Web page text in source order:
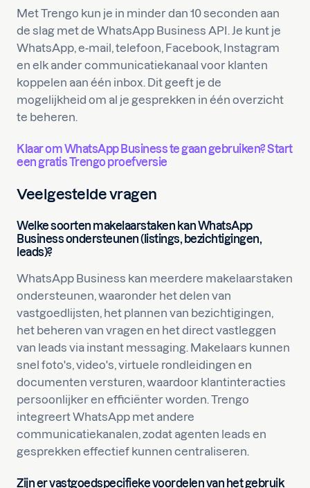
Met Trengo kun je in minder dan 10 seconden aan
de slag met de WhatsApp Business API. Je kunt je
WhatsApp, e-mail, telefoon, Facebook, Instagram
en elk ander communicatiekanaal voor klanten
koppelen aan één inbox. Dit geeft je de
mogelijkheid om al je gesprekken in één overzicht
te beheren.
Klaar om WhatsApp Business te gaan gebruiken? Start
een gratis Trengo proefversie
Veelgestelde vragen
Welke soorten makelaarstaken kan WhatsApp
Business ondersteunen (listings, bezichtigingen,
leads)?
WhatsApp Business kan meerdere makelaarstaken
ondersteunen, waaronder het delen van
vastgoedlijsten, het plannen van bezichtigingen,
het beheren van vragen en het direct vastleggen
van leads via instant messaging. Makelaars kunnen
snel foto's, video's, virtuele rondleidingen en
documenten versturen, waardoor klantinteracties
persoonlijker en efficiënter worden. Trengo
integreert WhatsApp met andere
communicatiekanalen, zodat agenten leads en
gesprekken effectief kunnen centraliseren.
Zijn er vastgoedspecifieke voordelen van het gebruik